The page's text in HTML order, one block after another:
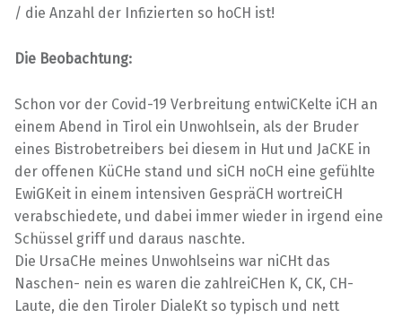
/ die Anzahl der Infizierten so hoCH ist!
Die Beobachtung:
Schon vor der Covid-19 Verbreitung entwiCKelte iCH an
einem Abend in Tirol ein Unwohlsein, als der Bruder
eines Bistrobetreibers bei diesem in Hut und JaCKE in
der offenen KüCHe stand und siCH noCH eine gefühlte
EwiGKeit in einem intensiven GespräCH wortreiCH
verabschiedete, und dabei immer wieder in irgend eine
Schüssel griff und daraus naschte.
Die UrsaCHe meines Unwohlseins war niCHt das
Naschen- nein es waren die zahlreiCHen K, CK, CH-
Laute, die den Tiroler DialeKt so typisch und nett